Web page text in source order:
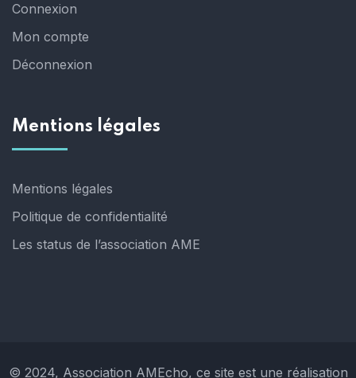
Connexion
Mon compte
Déconnexion
Mentions légales
Mentions légales
Politique de confidentialité
Les status de l’association AME
© 2024, Association AMEcho, ce site est une réalisation